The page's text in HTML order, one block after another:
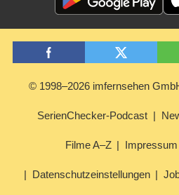
© 1998–2026 imfernsehen
SerienChecker-Podcast
Filme A–Z Impressum
Datenschutzeinstellungen